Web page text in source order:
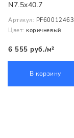
N7.5x40.7
Артикул: PF60012463
Цвет: коричневый
6 555 руб./м²
В корзину